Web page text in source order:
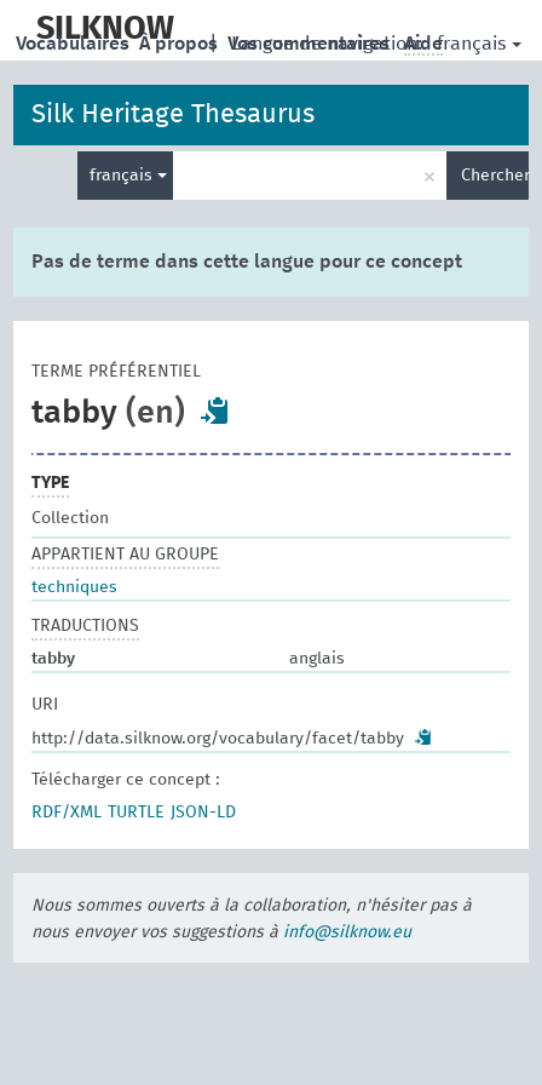
main
SILKNOW | Langue de navigation: français
Vocabulaires À propos Vos commentaires Aide
Silk Heritage Thesaurus
français
recherche
× Chercher
Pas de terme dans cette langue pour ce concept
TERME PRÉFÉRENTIEL
tabby (en)
TYPE
Collection
APPARTIENT AU GROUPE
techniques
TRADUCTIONS
tabby
anglais
URI
http://data.silknow.org/vocabulary/facet/tabby
Télécharger ce concept :
RDF/XML
TURTLE JSON-LD
Nous sommes ouverts à la collaboration, n'hésiter pas à
nous envoyer vos suggestions à info@silknow.eu